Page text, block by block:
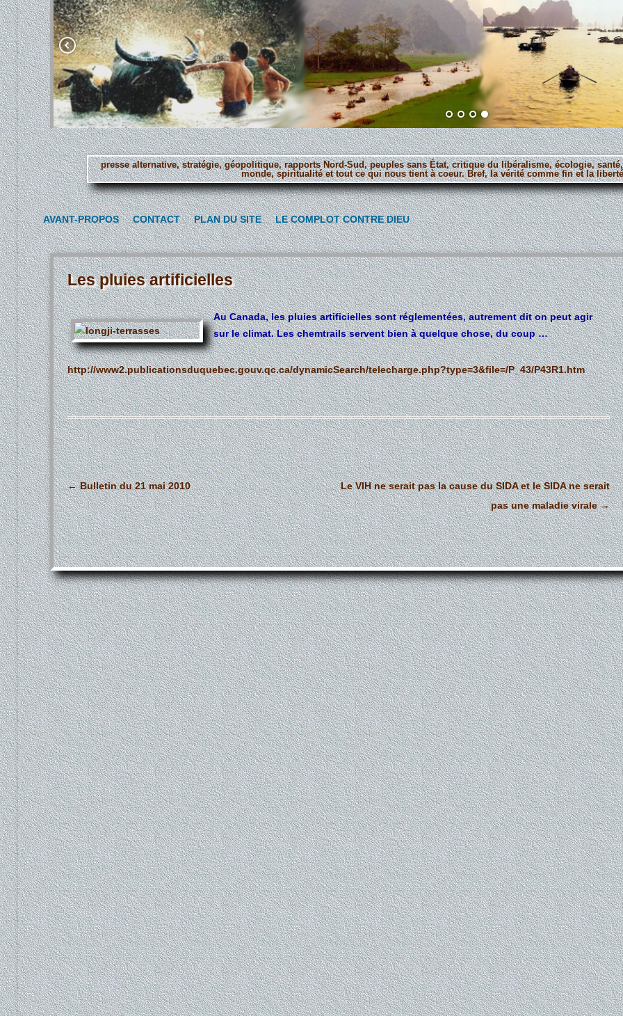
presse alternative, stratégie, géopolitique, rapports Nord-Sud, peuples sans État, critique du libéralisme, écologie,
monde, spiritualité et tout ce qui nous tient à coeur. Bref, la vérité comme fin et la
Aller
au
contenu
principal
AVANT-PROPOS CONTACT PLAN DU SITE LE COMPLOT CONTRE DIEU
Les pluies artificielles
Au Canada, les pluies artificielles sont réglementées, autrement dit on peut agir
sur le climat. Les chemtrails servent bien à quelque chose, du coup …
http://www2.publicationsduquebec.gouv.qc.ca/dynamicSearch/telecharge.php?type=3&file=/P_43/P43R1.htm
Navigation
des
articles
←Bulletin du 21 mai 2010
Le VIH ne serait pas la cause du SIDA et le SIDA ne serait
pas une maladie virale→